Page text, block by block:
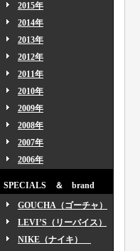
2015年
2014年
2013年
2012年
2011年
2010年
2009年
2008年
2007年
2006年
SPECIALS ＆ brand
GOUCHA（ゴーチャ）
LEVI’S（リーバイス）
NIKE（ナイキ）